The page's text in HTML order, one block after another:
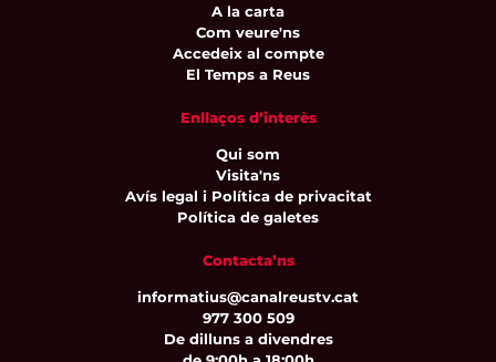
A la carta
Com veure'ns
Accedeix al compte
El Temps a Reus
Enllaços d’interès
Qui som
Visita'ns
Avís legal i Política de privacitat
Política de galetes
Contacta’ns
informatius@canalreustv.cat
977 300 509
De dilluns a divendres